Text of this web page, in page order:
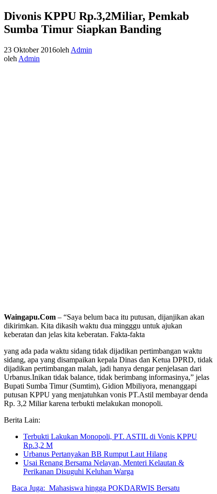
Divonis KPPU Rp.3,2Miliar, Pemkab
Sumba Timur Siapkan Banding
23 Oktober 2016oleh Admin
oleh Admin
Waingapu.Com – “Saya belum baca itu putusan, dijanjikan akan
dikirimkan. Kita dikasih waktu dua mingggu untuk ajukan
keberatan dan jelas kita keberatan. Fakta-fakta
yang ada pada waktu sidang tidak dijadikan pertimbangan waktu
sidang, apa yang disampaikan kepala Dinas dan Ketua DPRD, tidak
dijadikan pertimbangan malah, jadi hanya dengar penjelasan dari
Urbanus.Inikan tidak balance, tidak berimbang informasinya,” jelas
Bupati Sumba Timur (Sumtim), Gidion Mbiliyora, menanggapi
putusan KPPU yang menjatuhkan vonis PT.Astil membayar denda
Rp. 3,2 Miliar karena terbukti melakukan monopoli.
Berita Lain:
Terbukti Lakukan Monopoli, PT. ASTIL di Vonis KPPU
Rp.3,2 M
Urbanus Pertanyakan BB Rumput Laut Hilang
Usai Renang Bersama Nelayan, Menteri Kelautan &
Perikanan Disuguhi Keluhan Warga
Baca Juga: Mahasiswa hingga POKDARWIS Bersatu